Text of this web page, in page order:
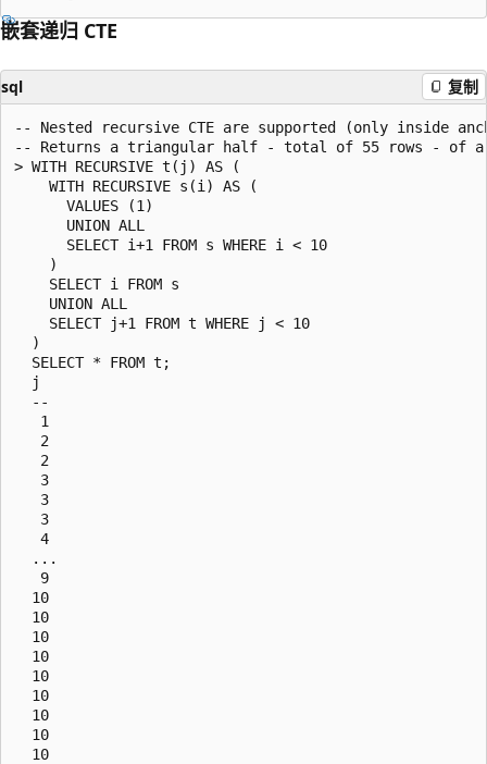
嵌套递归 CTE
sql 复制
-- Nested recursive CTE are supported (only inside
-- Returns a triangular half - total of 55 rows - of a
> WITH RECURSIVE t(j) AS (
    WITH RECURSIVE s(i) AS (
      VALUES (1)
      UNION ALL
      SELECT i+1 FROM s WHERE i < 10
    )
    SELECT i FROM s
    UNION ALL
    SELECT j+1 FROM t WHERE j < 10
  )
  SELECT * FROM t;
  j
  --
   1
   2
   2
   3
   3
   3
   4
  ...
   9
  10
  10
  10
  10
  10
  10
  10
  10
  10